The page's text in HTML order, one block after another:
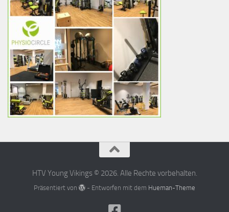
HTV Young Vikings © 2026. Alle Rechte vorbehalten.
Präsentiert von - Entworfen mit dem Hueman-Theme